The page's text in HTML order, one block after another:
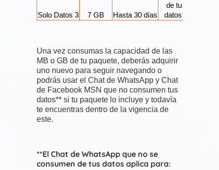
de tus
datos**
Solo Datos 3 7 GB Hasta 30 días
Una vez consumas la capacidad de las
MB o GB de tu paquete, deberás adquirir
uno nuevo para seguir navegando o
podrás usar el Chat de WhatsApp y Chat
de Facebook MSN que no consumen tus
datos** si tu paquete lo incluye y todavía
te encuentras dentro de la vigencia de
este.
**El Chat de WhatsApp que no se
consumen de tus datos aplica para: